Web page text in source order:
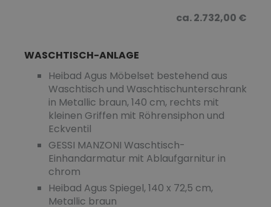
ca. 2.732,00 €
WASCHTISCH-ANLAGE
Heibad Agus Möbelset bestehend aus
Waschtisch und Waschtischunterschrank
in Metallic braun, 140 cm, rechts mit
kleinen Griffen mit Röhrensiphon und
Eckventil
GESSI MANZONI Waschtisch-
Einhandarmatur mit Ablaufgarnitur in
chrom
Heibad Agus Spiegel, 140 x 72,5 cm,
Metallic braun